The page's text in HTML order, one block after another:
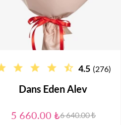
4.5 (276)
Dans Eden Alev
5 660.00 ₺6 640.00 ₺